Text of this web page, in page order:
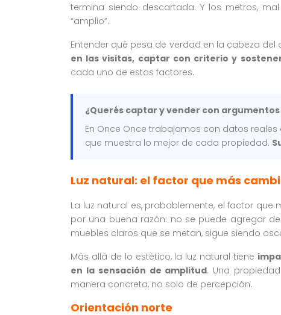
termina siendo descartada. Y los metros,
“amplio”.
Entender qué pesa de verdad en la cabeza
en las visitas, captar con criterio y
cada uno de estos factores.
¿Querés captar y vender con argumentos
En Once Once trabajamos con datos
que muestra lo mejor de cada propiedad.
Luz natural: el factor que más
La luz natural es, probablemente, el factor
por una buena razón: no se puede agregar
muebles claros que se metan, sigue siendo
Más allá de lo estético, la luz natural tiene
en la sensación de amplitud. Una
manera concreta, no solo de percepción.
Orientación norte